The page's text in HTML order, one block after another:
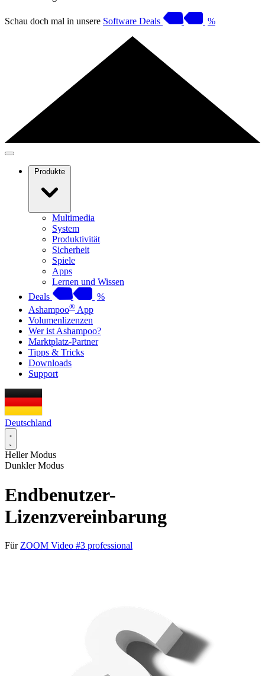
Schau doch mal in unsere Software Deals %
Produkte
Multimedia
System
Produktivität
Sicherheit
Spiele
Apps
Lernen und Wissen
Deals
%
Ashampoo® App
Volumenlizenzen
Wer ist Ashampoo?
Marktplatz-Partner
Tipps & Tricks
Downloads
Support
Deutschland
Heller Modus
Dunkler Modus
Endbenutzer-
Lizenzvereinbarung
Für ZOOM Video #3 professional